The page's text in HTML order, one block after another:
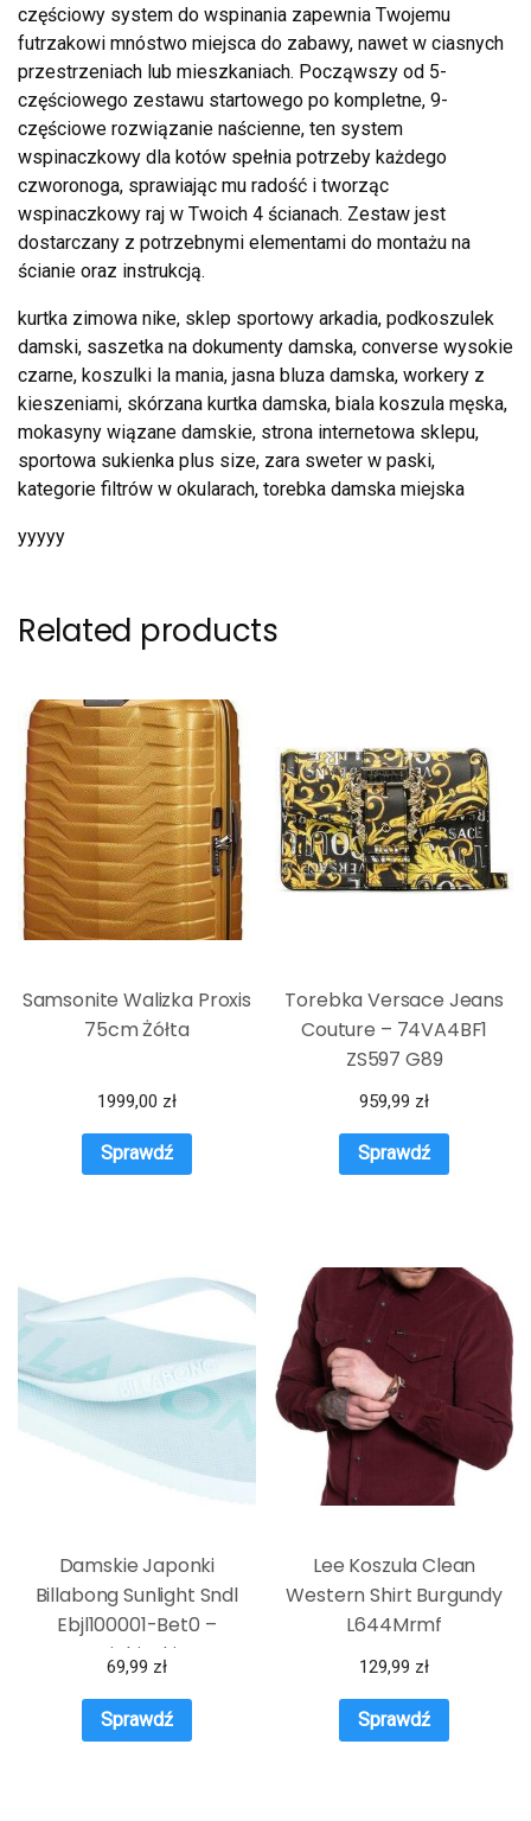
częściowy system do wspinania zapewnia Twojemu
futrzakowi mnóstwo miejsca do zabawy, nawet w ciasnych
przestrzeniach lub mieszkaniach. Począwszy od 5-
częściowego zestawu startowego po kompletne, 9-
częściowe rozwiązanie naścienne, ten system
wspinaczkowy dla kotów spełnia potrzeby każdego
czworonoga, sprawiając mu radość i tworząc
wspinaczkowy raj w Twoich 4 ścianach. Zestaw jest
dostarczany z potrzebnymi elementami do montażu na
ścianie oraz instrukcją.
kurtka zimowa nike, sklep sportowy arkadia, podkoszulek
damski, saszetka na dokumenty damska, converse wysokie
czarne, koszulki la mania, jasna bluza damska, workery z
kieszeniami, skórzana kurtka damska, biala koszula męska,
mokasyny wiązane damskie, strona internetowa sklepu,
sportowa sukienka plus size, zara sweter w paski,
kategorie filtrów w okularach, torebka damska miejska
yyyyy
Related products
Samsonite Walizka Proxis
75cm Żółta
1999,00 zł
Sprawdź
Torebka Versace Jeans
Couture – 74VA4BF1
ZS597 G89
959,99 zł
Sprawdź
Damskie Japonki
Billabong Sunlight Sndl
Ebjl100001-Bet0 –
Niebieski
69,99 zł
Sprawdź
Lee Koszula Clean
Western Shirt Burgundy
L644Mrmf
129,99 zł
Sprawdź